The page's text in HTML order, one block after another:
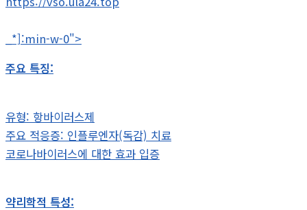
_*]:min-w-0">
주요 특징:
유형: 항바이러스제
주요 적응증: 인플루엔자(독감) 치료
코로나바이러스에 대한 효과 입증
약리학적 특성: